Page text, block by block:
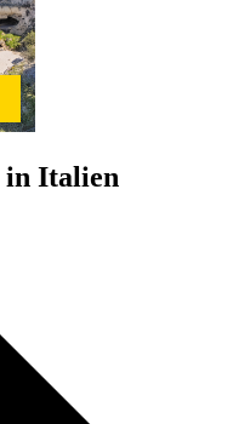
in Italien